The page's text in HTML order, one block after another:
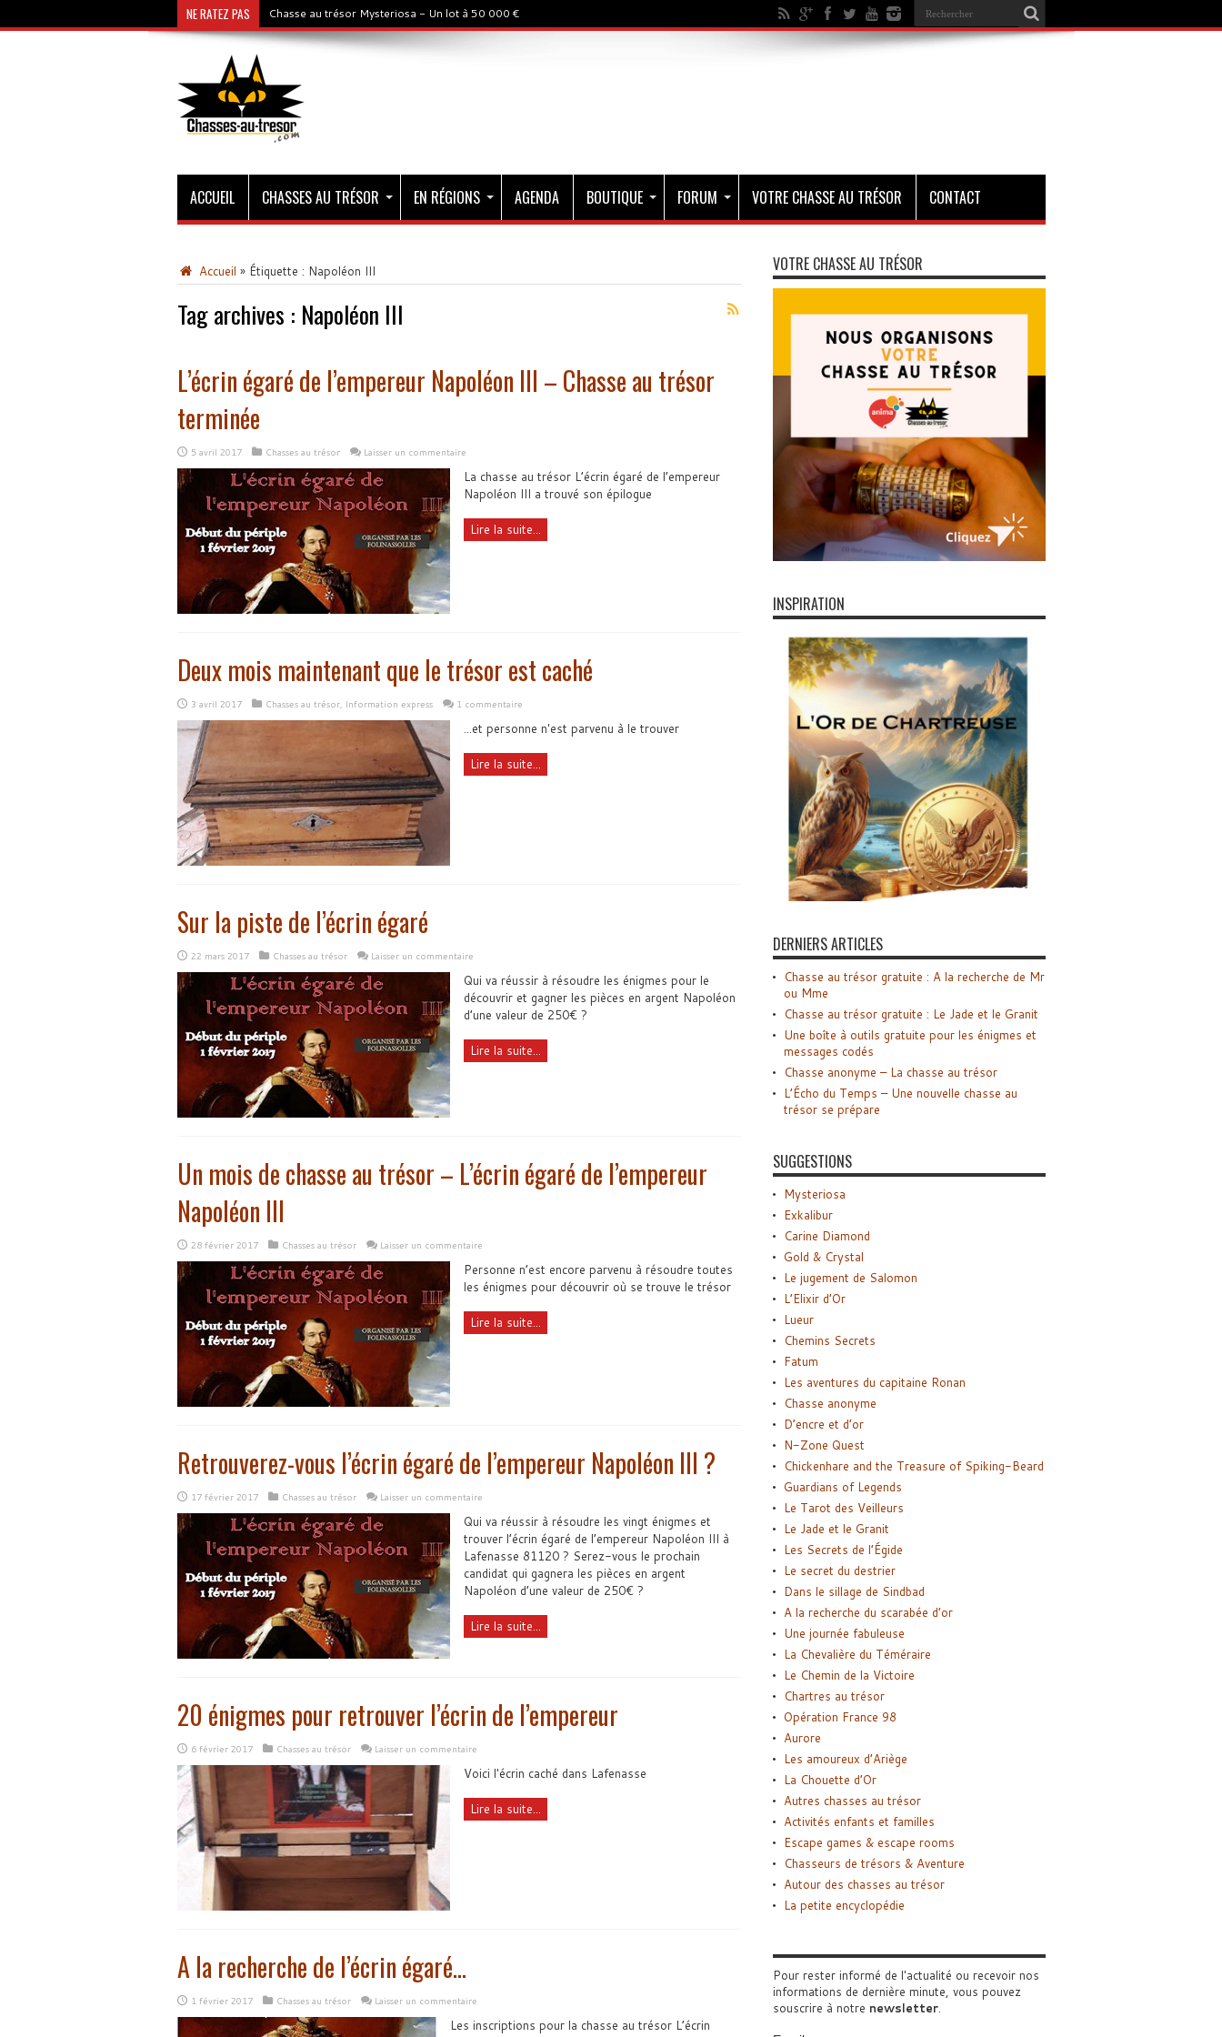
NE RATEZ PAS Chasse au trésor Mysteriosa - Un lot à 50 000 €
ACCUEIL CHASSES AU TRÉSOR EN RÉGIONS AGENDA BOUTIQUE FORUM VOTRE CHASSE AU TRÉSOR CONTACT
Accueil » Étiquette : Napoléon III
Tag archives : Napoléon III
L’écrin égaré de l’empereur Napoléon III – Chasse au trésor
terminée
5 avril 2017 Chasses au trésor Laisser un commentaire
La chasse au trésor L’écrin égaré de l’empereur
Napoléon III a trouvé son épilogue
Lire la suite...
Deux mois maintenant que le trésor est caché
3 avril 2017 Chasses au trésor, Information express 1 commentaire
...et personne n'est parvenu à le trouver
Lire la suite...
Sur la piste de l’écrin égaré
22 mars 2017 Chasses au trésor Laisser un commentaire
Qui va réussir à résoudre les énigmes pour le
découvrir et gagner les pièces en argent Napoléon
d’une valeur de 250€ ?
Lire la suite...
Un mois de chasse au trésor – L’écrin égaré de l’empereur
Napoléon III
28 février 2017 Chasses au trésor Laisser un commentaire
Personne n’est encore parvenu à résoudre toutes
les énigmes pour découvrir où se trouve le trésor
Lire la suite...
Retrouverez-vous l’écrin égaré de l’empereur Napoléon III ?
17 février 2017 Chasses au trésor Laisser un commentaire
Qui va réussir à résoudre les vingt énigmes et
trouver l’écrin égaré de l’empereur Napoléon III à
Lafenasse 81120 ? Serez-vous le prochain
candidat qui gagnera les pièces en argent
Napoléon d’une valeur de 250€ ?
Lire la suite...
20 énigmes pour retrouver l’écrin de l’empereur
6 février 2017 Chasses au trésor Laisser un commentaire
Voici l'écrin caché dans Lafenasse
Lire la suite...
A la recherche de l’écrin égaré…
1 février 2017 Chasses au trésor Laisser un commentaire
Les inscriptions pour la chasse au trésor L’écrin
VOTRE CHASSE AU TRÉSOR
INSPIRATION
DERNIERS ARTICLES
Chasse au trésor gratuite : A la recherche de Mr
ou Mme
Chasse au trésor gratuite : Le Jade et le Granit
Une boîte à outils gratuite pour les énigmes et
messages codés
Chasse anonyme – La chasse au trésor
L’Écho du Temps – Une nouvelle chasse au
trésor se prépare
SUGGESTIONS
Mysteriosa
Exkalibur
Carine Diamond
Gold & Crystal
Le jugement de Salomon
L’Elixir d’Or
Lueur
Chemins Secrets
Fatum
Les aventures du capitaine Ronan
Chasse anonyme
D’encre et d’or
N-Zone Quest
Chickenhare and the Treasure of Spiking-Beard
Guardians of Legends
Le Tarot des Veilleurs
Le Jade et le Granit
Les Secrets de l’Égide
Le secret du destrier
Dans le sillage de Sindbad
A la recherche du scarabée d’or
Une journée fabuleuse
La Chevalière du Téméraire
Le Chemin de la Victoire
Chartres au trésor
Opération France 98
Aurore
Les amoureux d’Ariège
La Chouette d’Or
Autres chasses au trésor
Activités enfants et familles
Escape games & escape rooms
Chasseurs de trésors & Aventure
Autour des chasses au trésor
La petite encyclopédie
Pour rester informé de l'actualité ou recevoir nos
informations de dernière minute, vous pouvez
souscrire à notre newsletter.